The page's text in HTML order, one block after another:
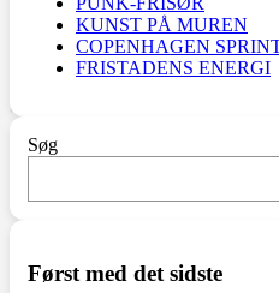
KUNST PÅ MUREN
COPENHAGEN
FRISTADENS ENERGI
Søg
Først med det sidste